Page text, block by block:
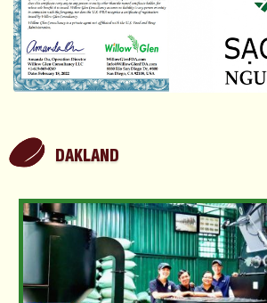
DAKLAND